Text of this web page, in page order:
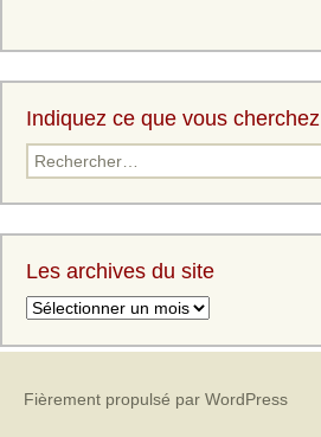
Indiquez ce que vous cherchez
Les archives du site
Fièrement propulsé par WordPress